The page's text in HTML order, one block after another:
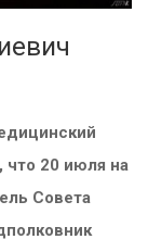
что 20 июля на
Совета